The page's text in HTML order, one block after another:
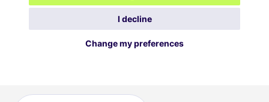
I decline
Change my preferences